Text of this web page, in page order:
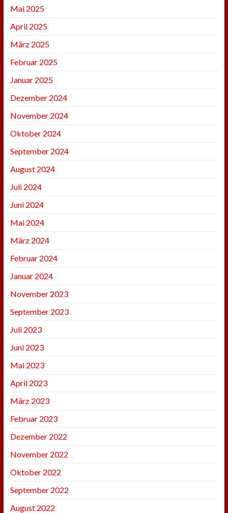
Mai 2025
April 2025
März 2025
Februar 2025
Januar 2025
Dezember 2024
November 2024
Oktober 2024
September 2024
August 2024
Juli 2024
Juni 2024
Mai 2024
März 2024
Februar 2024
Januar 2024
November 2023
September 2023
Juli 2023
Juni 2023
Mai 2023
April 2023
März 2023
Februar 2023
Dezember 2022
November 2022
Oktober 2022
September 2022
August 2022